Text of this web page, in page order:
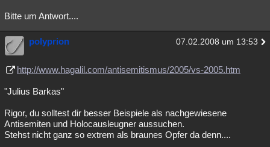
Bitte um Antwort....
polyprion 07.02.2008 um 13:53
http://www.hagalil.com/antisemitismus/2005/vs-2005.htm
"Julius Barkas"
Rigor, du solltest dir besser Beispiele als nachgewiesene
Antisemiten und Holocausleugner aussuchen.
Stehst nicht ganz so extrem als braunes Opfer da denn....